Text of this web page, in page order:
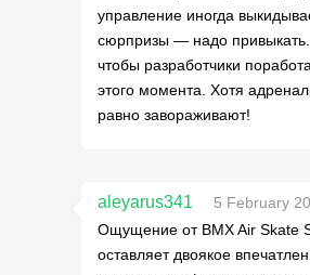
управление иногда
сюрпризы — надо привыкать.
чтобы разработчики
этого момента. Хотя
равно завораживают!
aleyarus341
5 February
Ощущение от BMX Air Skate
оставляет двоякое